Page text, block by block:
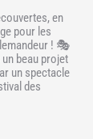
en
pour les
! 🎭
beau projet
un spectacle
des